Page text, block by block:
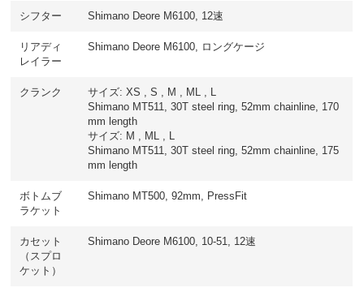
シフター Shimano Deore M6100, 12速
リアディ
レイラー
Shimano Deore M6100, ロングケージ
クランク
サイズ: XS , S , M , ML , L
Shimano MT511, 30T steel ring, 52mm chainline, 170
mm length
サイズ: M , ML , L
Shimano MT511, 30T steel ring, 52mm chainline, 175
mm length
ボトムブ
ラケット
Shimano MT500, 92mm, PressFit
カセット
（スプロ
ケット）
Shimano Deore M6100, 10-51, 12速